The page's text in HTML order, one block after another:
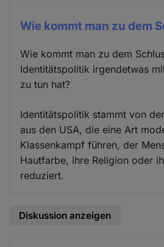
Wie kommt man zu dem
Wie kommt man zu dem
Identitätspolitik irgendetwas
zu tun hat?
Identitätspolitik stammt von
aus den USA, die eine Art
Klassenkampf führen, der
Hautfarbe, ihre Religion oder
reduziert.
Diskussion anzeigen